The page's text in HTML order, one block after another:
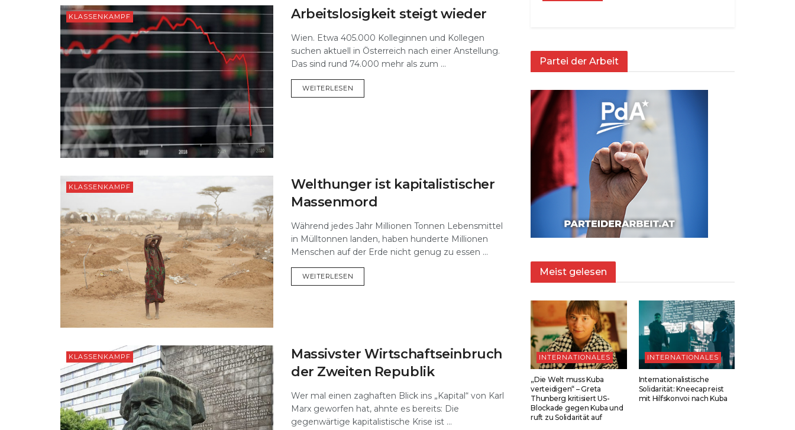
KLASSENKAMPF Arbeitslosigkeit steigt wieder
Wien. Etwa 405.000 Kolleginnen und Kollegen
suchen aktuell in Österreich nach einer Anstellung.
Das sind rund 74.000 mehr als zum ...
WEITERLESEN
KLASSENKAMPF
Welthunger ist kapitalistischer
Massenmord
Während jedes Jahr Millionen Tonnen Lebensmittel
in Mülltonnen landen, haben hunderte Millionen
Menschen auf der Erde nicht genug zu essen ...
WEITERLESEN
KLASSENKAMPF
Massivster Wirtschaftseinbruch
der Zweiten Republik
Wer mal einen zaghaften Blick ins „Kapital“ von Karl
Marx geworfen hat, ahnte es bereits: Die
gegenwärtige kapitalistische Krise ist ...
Partei der Arbeit
Meist gelesen
INTERNATIONALES
„Die Welt muss Kuba
verteidigen“ – Greta
Thunberg kritisiert US-
Blockade gegen Kuba und
ruft zu Solidarität auf
INTERNATIONALES
Internationalistische
Solidarität: Kneecap reist
mit Hilfskonvoi nach Kuba